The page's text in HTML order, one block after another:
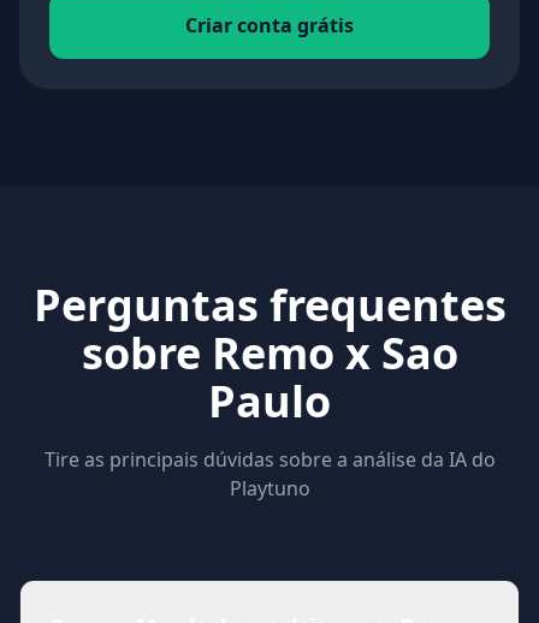
Criar conta grátis
Perguntas frequentes
sobre Remo x Sao
Paulo
Tire as principais dúvidas sobre a análise da IA do
Playtuno